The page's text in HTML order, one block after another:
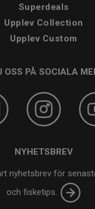
Superdeals
Upplev Collection
Upplev Custom
OSS PÅ SOCIALA
NYHETSBREV
nyhetsbrev för
och fisketips.